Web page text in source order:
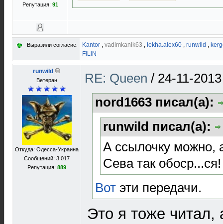
Репутация: 91
Выразили согласие: Kantor , vadimkanik63 , lekha.alex60 , runwild ,
FiLiN
runwild
Ветеран
Откуда: Одесса-Украина
Сообщений: 3 017
Репутация: 889
RE: Queen / 24-11-
nord1663 писал(а):
runwild писал(а):
А ссылочку можно,
Сева так обоср...ся!
Вот эти передачи.
Это я тоже читал,